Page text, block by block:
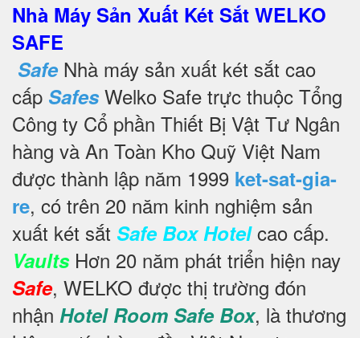
Nhà Máy Sản Xuất Két Sắt WELKO
SAFE
Safe Nhà máy sản xuất két sắt cao
cấp SafesWelko Safe trực thuộc Tổng
Công ty Cổ phần Thiết Bị Vật Tư Ngân
hàng và An Toàn Kho Quỹ Việt Nam
được thành lập năm 1999 ket-sat-gia-
re, có trên 20 năm kinh nghiệm sản
xuất két sắt Safe Box Hotelcao cấp.
VaultsHơn 20 năm phát triển hiện nay
Safe, WELKO được thị trường đón
nhận Hotel Room Safe Box, là thương